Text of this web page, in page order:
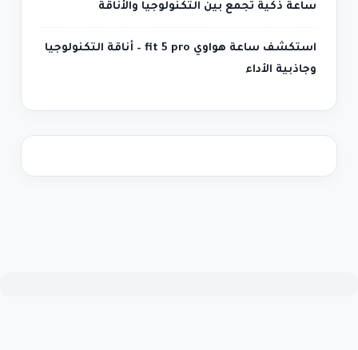
ساعة ذكية تجمع بين التكنولوجيا والأناقة
استكشف ساعة هواوي fit 5 pro – أناقة التكنولوجيا
وجاذبية الأداء